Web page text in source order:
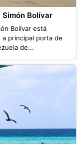
Bolívar
Bolívar está
a principal porta de
de...